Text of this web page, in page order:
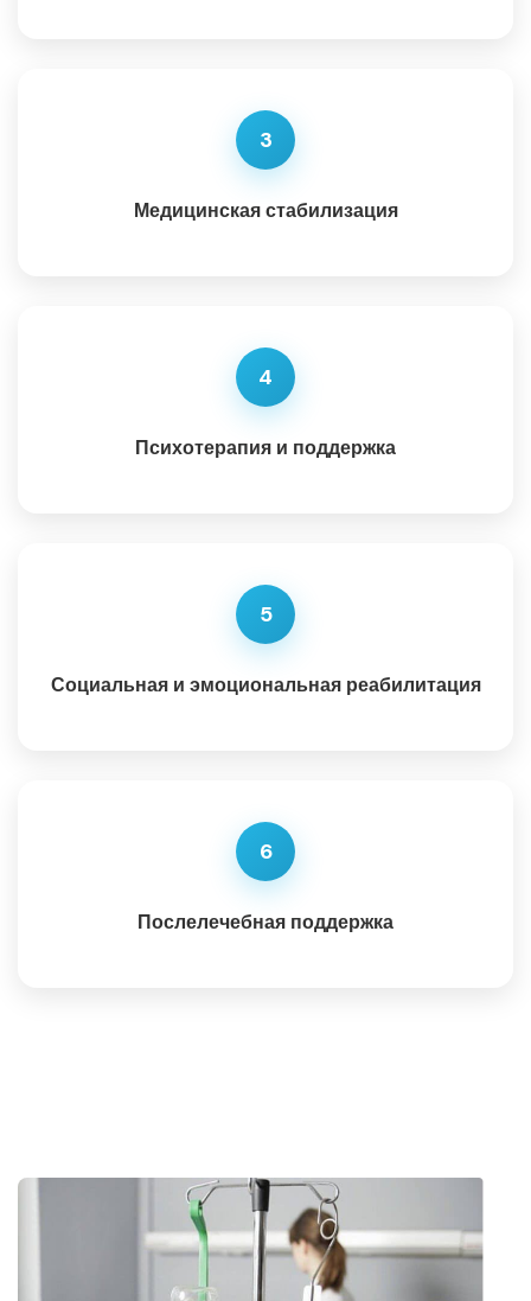
3
Медицинская стабилизация
4
Психотерапия и поддержка
5
Социальная и эмоциональная реабилитация
6
Послелечебная поддержка